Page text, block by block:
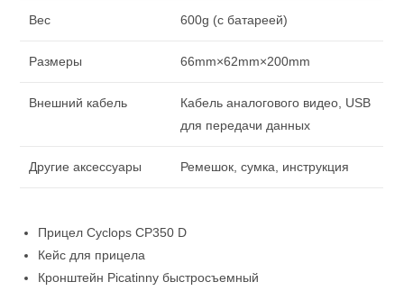
Вес 600g (с батареей)
Размеры 66mm×62mm×200mm
Внешний кабель
Кабель аналогового видео, USB
для передачи данных
Другие аксессуары Ремешок, сумка, инструкция
Прицел Cyclops CP350 D
Кейс для прицела
Кронштейн Picatinny быстросъемный